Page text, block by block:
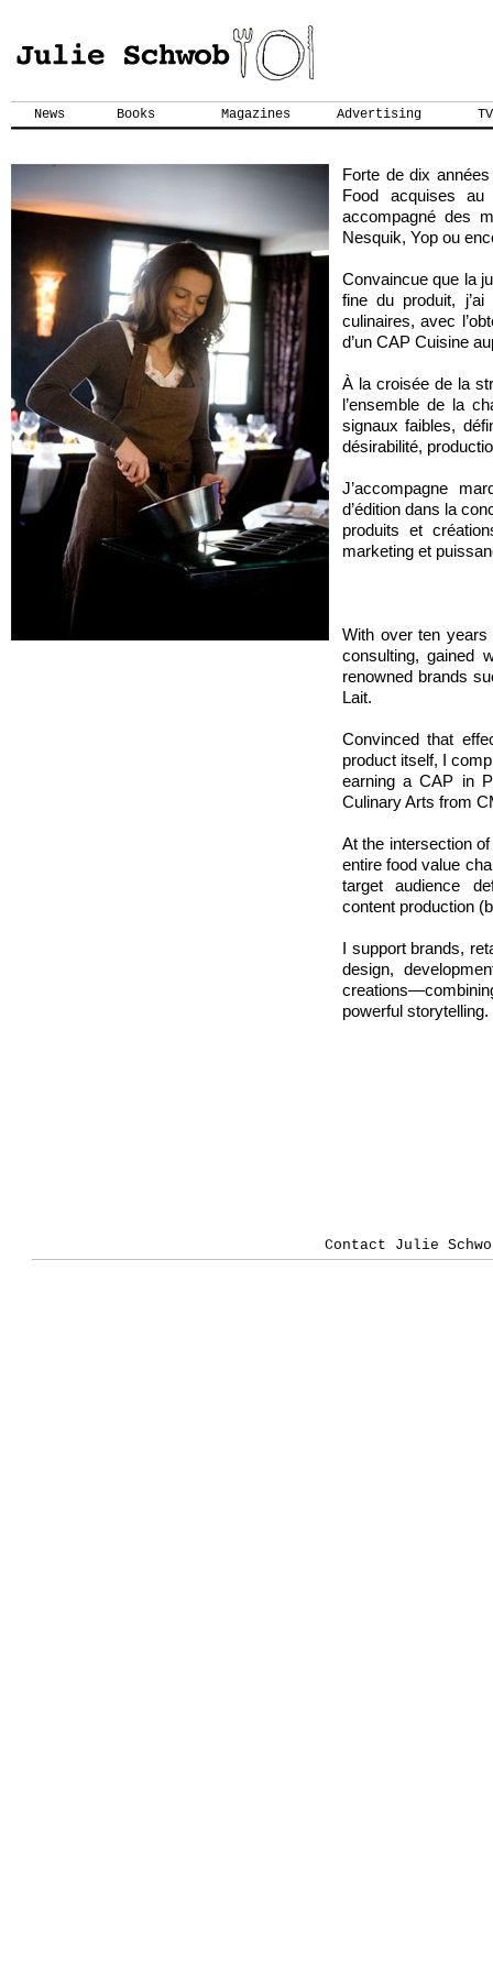
News Books Magazines Advertising TV
Forte de dix
Food acquises au
accompagné des
Nesquik, Yop ou
Convaincue que la
fine du produit,
culinaires, avec
d’un CAP Cuisine
À la croisée de la
l’ensemble de la
signaux faibles,
désirabilité,
J’accompagne
d’édition dans la
produits et
marketing et
With over ten years
consulting, gained
renowned brands
Lait.
Convinced that
product itself, I
earning a CAP in
Culinary Arts from
At the intersection
entire food value
target audience
content production
I support brands,
design,
powerful storytelling.
Contact Julie